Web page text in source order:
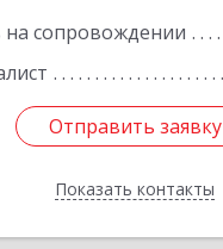
на сопровождении
Отправить заявку
Показать контакты
Отправить заявку
Назад